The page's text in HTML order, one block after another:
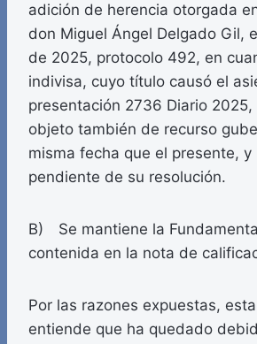
adición de herencia otorgada
don Miguel Ángel Delgado Gil,
de 2025, protocolo 492, en
indivisa, cuyo título causó el
presentación 2736 Diario
objeto también de recurso
misma fecha que el presente, y
pendiente de su resolución.
B) Se mantiene la
contenida en la nota de
Por las razones expuestas,
entiende que ha quedado